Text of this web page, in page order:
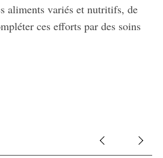
aliments variés et nutritifs, de
ces efforts par des soins